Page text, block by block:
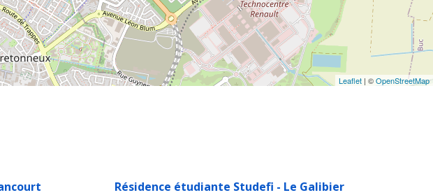
Leaflet | ©OpenStreetMap
Résidence étudiante Studefi - Le Galibier